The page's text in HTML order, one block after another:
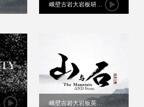
峨壁古岩大岩板研发
（石之坚）
峨壁古岩大岩板英文